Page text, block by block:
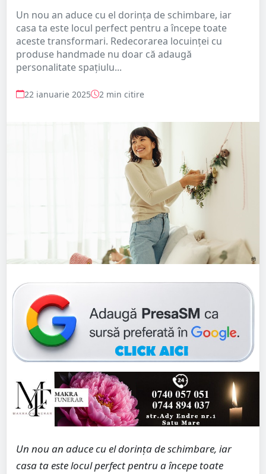
Un nou an aduce cu el dorința de schimbare, iar
casa ta este locul perfect pentru a începe toate
aceste transformari. Redecorarea locuinței cu
produse handmade nu doar că adaugă
personalitate spațiulu...
22 ianuarie 2025 2 min citire
Un nou an aduce cu el dorința de schimbare, iar
casa ta este locul perfect pentru a începe toate